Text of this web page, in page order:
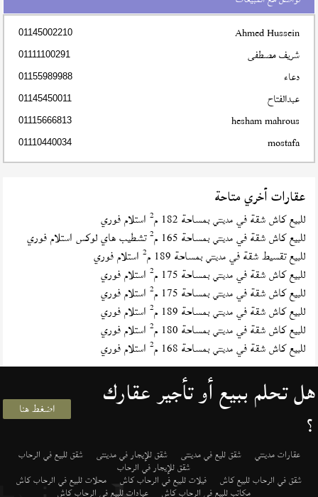
Ahmed Hussein
01145002210
شريف مصطفى 01111100291
دعاء 01155989988
عبدالفتاح 01145450011
hesham mahrous
01115666813
mostafa
01110440034
عقارات أخري متاحة
للبيع كاش شقة فيمدينتي بمساحة 182 م 2 استلام فوري
للبيع كاش شقة فيمدينتي بمساحة 165 م 2تشطيب هاي لوكس استلام فوري
للبيع تقسيط شقة فيمدينتي بمساحة 189 م 2 استلام فوري
للبيع كاش شقة فيمدينتي بمساحة 175 م 2 استلام فوري
للبيع كاش شقة فيمدينتي بمساحة 175 م 2 استلام فوري
للبيع كاش شقة فيمدينتي بمساحة 189 م 2 استلام فوري
للبيع كاش شقة فيمدينتي بمساحة 180 م 2 استلام فوري
للبيع كاش شقة فيمدينتي بمساحة 168 م 2 استلام فوري
هل تحلم ببيع أو تأجير عقارك
؟ اضغط هنا
عقارات مدينتي شقق لليع في مدينتى شقق للإيجار في مدينتى شقق للبيع في الرحاب
شقق للإيجار في الرحاب
شقق في الرحاب للبيع كاش فيلات للبيع في الرحاب كاش محلات للبيع في الرحاب كاش
مكاتب للبيع في الرحاب كاش عيادات للبيع في الرحاب كاش